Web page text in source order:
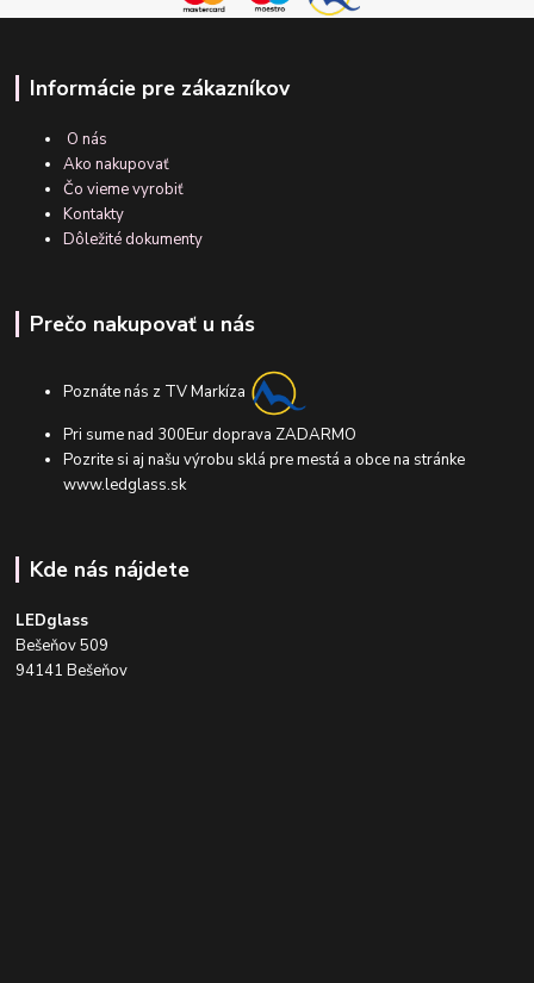
Informácie pre zákazníkov
O nás
Ako nakupovať
Čo vieme vyrobiť
Kontakty
Dôležité dokumenty
Prečo nakupovať u nás
Poznáte nás z TV Markíza
Pri sume nad 300Eur doprava ZADARMO
Pozrite si aj našu výrobu sklá pre mestá a obce na stránke
www.ledglass.sk
Kde nás nájdete
LEDglass
Bešeňov 509
94141 Bešeňov